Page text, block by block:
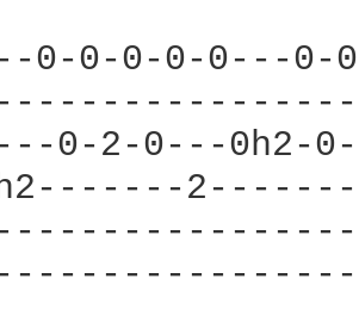
0-0-0-0-0---0-
0-2-0---0h2-